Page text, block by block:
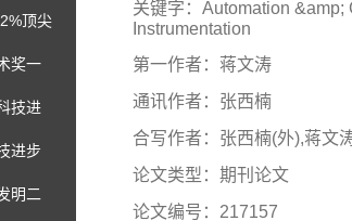
顶尖
奖一
技进
进步
明二
关键字： Automation &amp;
Instrumentation
第一作者： 蒋文涛
通讯作者： 张西楠
合写作者： 张西楠(外),蒋文
论文类型： 期刊论文
论文编号： 217157